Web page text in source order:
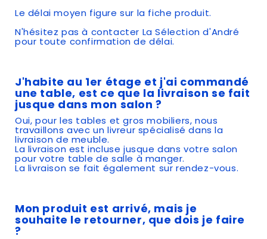
Le délai moyen figure sur la fiche produit.
N'hésitez pas à contacter La Sélection d'André
pour toute confirmation de délai.
J'habite au 1er étage et j'ai commandé
une table, est ce que la livraison se fait
jusque dans mon salon ?
Oui, pour les tables et gros mobiliers, nous
travaillons avec un livreur spécialisé dans la
livraison de meuble.
La livraison est incluse jusque dans votre salon
pour votre table de salle à manger.
La livraison se fait également sur rendez-vous.
Mon produit est arrivé, mais je
souhaite le retourner, que dois je faire
?